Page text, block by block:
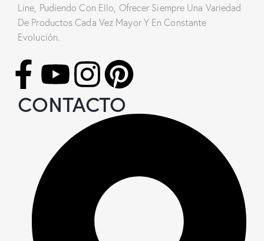
Line, Pudiendo Con Ello, Ofrecer Siempre Una Variedad
De Productos Cada Vez Mayor Y En Constante
Evolución.
CONTACTO